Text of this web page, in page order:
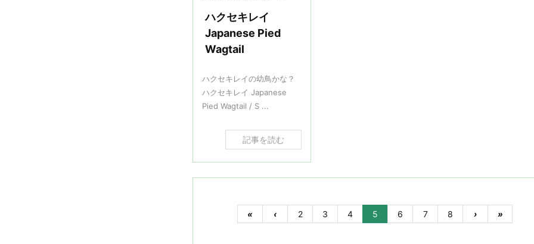
ハクセキレイ
Japanese Pied
Wagtail
ハクセキレイの幼鳥かな？
ハクセキレイ Japanese
Pied Wagtail / S ...
記事を読む
« ‹ 2 3 4 5 6 7 8 › »